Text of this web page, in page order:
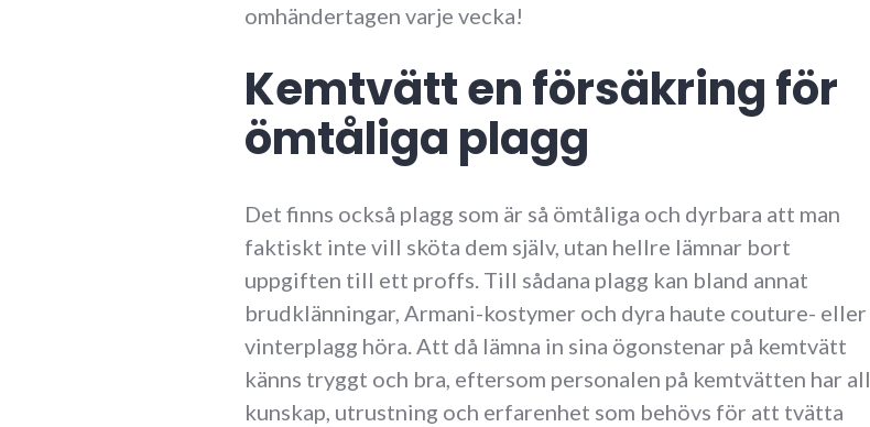
omhändertagen varje vecka!
Kemtvätt en försäkring för
ömtåliga plagg
Det finns också plagg som är så ömtåliga och dyrbara att man
faktiskt inte vill sköta dem själv, utan hellre lämnar bort
uppgiften till ett proffs. Till sådana plagg kan bland annat
brudklänningar, Armani-kostymer och dyra haute couture- eller
vinterplagg höra. Att då lämna in sina ögonstenar på kemtvätt
känns tryggt och bra, eftersom personalen på kemtvätten har all
kunskap, utrustning och erfarenhet som behövs för att tvätta